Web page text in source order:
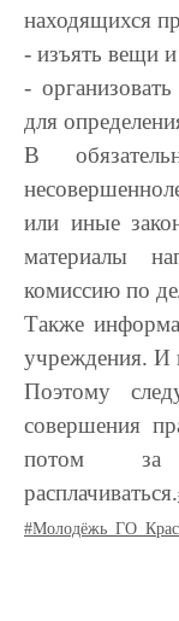
находящихся
- изъять вещи
- организовать
для
В
или иные
материалы
комиссию по
Также
учреждения. И
Поэтому
совершения
потом за
расплачиваться.